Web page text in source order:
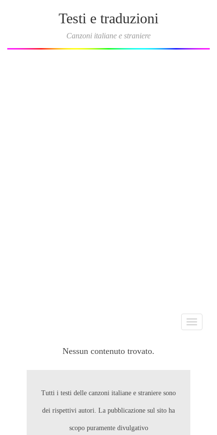
Testi e traduzioni
Canzoni italiane e straniere
Toggle
Nessun contenuto trovato.
Tutti i testi delle canzoni italiane e straniere sono
dei rispettivi autori. La pubblicazione sul sito ha
scopo puramente divulgativo